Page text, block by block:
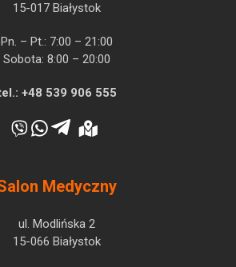
15-017 Białystok
Pn. – Pt.: 7:00 – 21:00
Sobota: 8:00 – 20:00
+48 539 906 555
Medyczny
ul. Modlińska 2
15-066 Białystok